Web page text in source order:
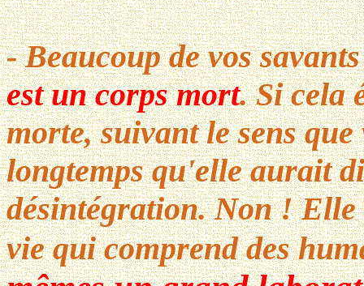
- Beaucoup de vos
est un corps mort. Si cela
morte, suivant le sens
longtemps qu'elle aurait
désintégration. Non ! Elle
vie qui comprend des